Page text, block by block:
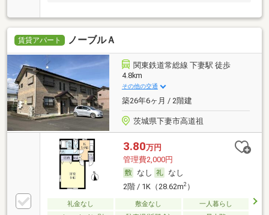
賃貸アパート ノーブルＡ
関東鉄道常総線 下妻駅 徒歩
4.8km
その他の交通
築26年6ヶ月 / 2階建
茨城県下妻市高道祖
3.80万円
管理費2,000円
なし
なし
2階 / 1K（28.62m2）
礼金なし 敷金なし
一人暮らし